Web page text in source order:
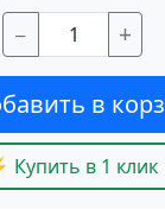
− +
в
Купить в 1 клик